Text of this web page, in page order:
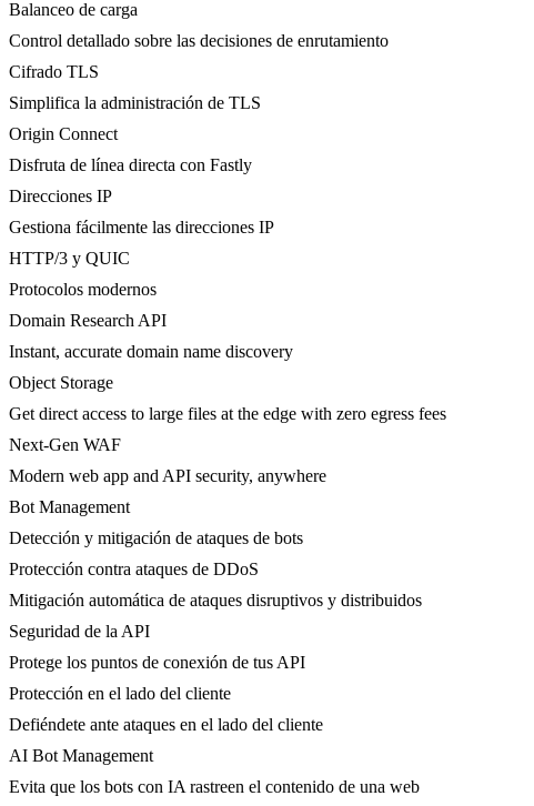
Balanceo de carga
Control detallado sobre las decisiones de enrutamiento
Cifrado TLS
Simplifica la administración de TLS
Origin Connect
Disfruta de línea directa con Fastly
Direcciones IP
Gestiona fácilmente las direcciones IP
HTTP/3 y QUIC
Protocolos modernos
Domain Research API
Instant, accurate domain name discovery
Object Storage
Get direct access to large files at the edge with zero egress fees
Next-Gen WAF
Modern web app and API security, anywhere
Bot Management
Detección y mitigación de ataques de bots
Protección contra ataques de DDoS
Mitigación automática de ataques disruptivos y distribuidos
Seguridad de la API
Protege los puntos de conexión de tus API
Protección en el lado del cliente
Defiéndete ante ataques en el lado del cliente
AI Bot Management
Evita que los bots con IA rastreen el contenido de una web